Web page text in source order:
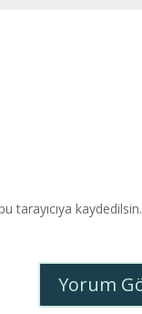
tarayıcıya kaydedilsin.